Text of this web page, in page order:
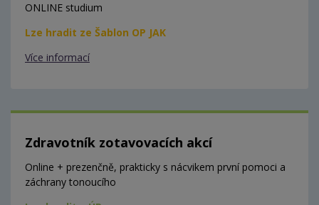
ONLINE studium
Lze hradit ze Šablon OP JAK
Více informací
Zdravotník zotavovacích akcí
Online + prezenčně, prakticky s nácvikem první pomoci a
záchrany tonoucího